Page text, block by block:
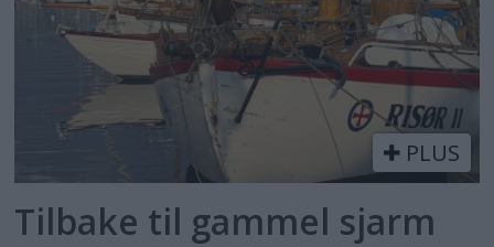
PLUS
Tilbake til gammel sjarm